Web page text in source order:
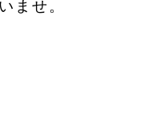
ませ。